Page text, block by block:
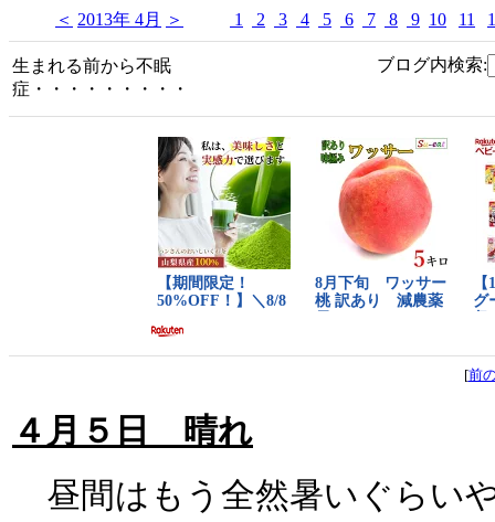
＜ 2013年 4月 ＞ 1 2 3 4 5 6 7 8 9 10 11
生まれる前から不眠
症・・・・・・・・・
ブログ内検索:
[前
４月５日 晴れ
昼間はもう全然暑いぐらい